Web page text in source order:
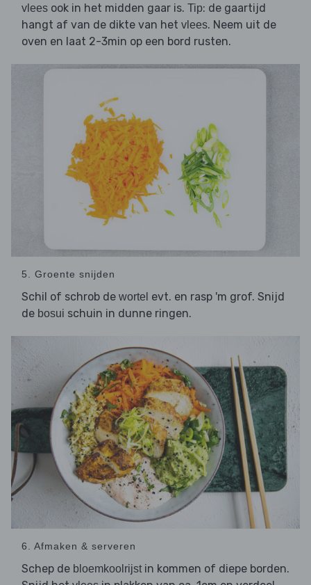
vlees ook in het midden gaar is. Tip: de gaartijd
hangt af van de dikte van het vlees. Neem uit de
oven en laat 2-3min op een bord rusten.
5. Groente snijden
Schil of schrob de wortel evt. en rasp 'm grof. Snijd
de bosui schuin in dunne ringen.
6. Afmaken & serveren
Schep de bloemkoolrijstin kommen of diepe borden.